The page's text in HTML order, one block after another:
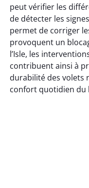
peut vérifier les
de détecter les
permet de corriger
provoquent un
l’Isle, les
contribuent ainsi à
durabilité des volets
confort quotidien du